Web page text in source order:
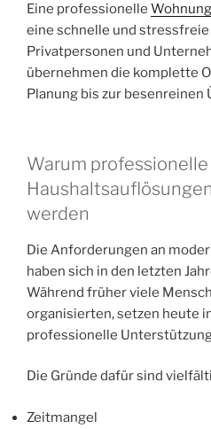
Eine professionelle
eine schnelle und
Privatpersonen und
übernehmen die komplette
Planung bis zur besenreinen
Warum professionelle
werden
Die Anforderungen an
haben sich in den letzten
Während früher viele
organisierten, setzen heute
professionelle
Die Gründe dafür sind
Zeitmangel